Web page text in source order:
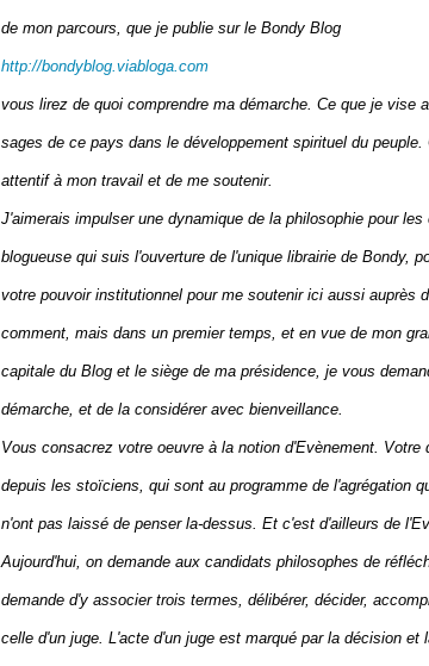
de mon parcours, que je publie sur le Bondy Blog
http://bondyblog.viabloga.com
vous lirez de quoi comprendre ma démarche. Ce que je vise
sages de ce pays dans le développement spirituel du
attentif à mon travail et de me soutenir.
J'aimerais impulser une dynamique de la philosophie pour
blogueuse qui suis l'ouverture de l'unique librairie de Bondy,
votre pouvoir institutionnel pour me soutenir ici aussi auprès
comment, mais dans un premier temps, et en vue de mon
capitale du Blog et le siège de ma présidence, je vous
démarche, et de la considérer avec bienveillance.
Vous consacrez votre oeuvre à la notion d'Evènement.
depuis les stoïciens, qui sont au programme de l'agrégation
n'ont pas laissé de penser la-dessus. Et c'est d'ailleurs de
Aujourd'hui, on demande aux candidats philosophes de
demande d'y associer trois termes, délibérer, décider,
celle d'un juge. L'acte d'un juge est marqué par la décision